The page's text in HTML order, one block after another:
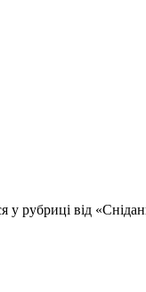
у рубриці від